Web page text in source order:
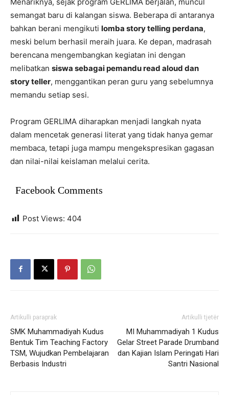
semangat baru di kalangan siswa. Beberapa di antaranya
bahkan berani mengikuti lomba story telling perdana,
meski belum berhasil meraih juara. Ke depan, madrasah
berencana mengembangkan kegiatan ini dengan
melibatkan siswa sebagai pemandu read aloud dan
story teller, menggantikan peran guru yang sebelumnya
memandu setiap sesi.
Program GERLIMA diharapkan menjadi langkah nyata
dalam mencetak generasi literat yang tidak hanya gemar
membaca, tetapi juga mampu mengekspresikan gagasan
dan nilai-nilai keislaman melalui cerita.
Facebook Comments
Post Views: 404
Artikulli paraprak
SMK Muhammadiyah Kudus
Bentuk Tim Teaching Factory
TSM, Wujudkan Pembelajaran
Berbasis Industri
Artikulli tjetër
MI Muhammadiyah 1 Kudus
Gelar Street Parade Drumband
dan Kajian Islam Peringati Hari
Santri Nasional